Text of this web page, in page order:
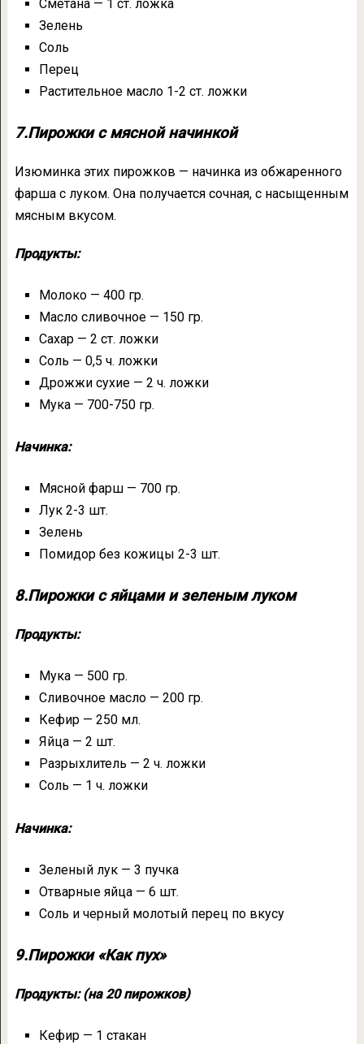
Сметана — 1 ст. ложка
Зелень
Соль
Перец
Растительное масло 1-2 ст. ложки
7.Пирожки с мясной начинкой
Изюминка этих пирожков — начинка из обжаренного
фарша с луком. Она получается сочная, с насыщенным
мясным вкусом.
Продукты:
Молоко — 400 гр.
Масло сливочное — 150 гр.
Сахар — 2 ст. ложки
Соль — 0,5 ч. ложки
Дрожжи сухие — 2 ч. ложки
Мука — 700-750 гр.
Начинка:
Мясной фарш — 700 гр.
Лук 2-3 шт.
Зелень
Помидор без кожицы 2-3 шт.
8.Пирожки с яйцами и зеленым луком
Продукты:
Мука — 500 гр.
Сливочное масло — 200 гр.
Кефир — 250 мл.
Яйца — 2 шт.
Разрыхлитель — 2 ч. ложки
Соль — 1 ч. ложки
Начинка:
Зеленый лук — 3 пучка
Отварные яйца — 6 шт.
Соль и черный молотый перец по вкусу
9.Пирожки «Как пух»
Продукты: (на 20 пирожков)
Кефир — 1 стакан